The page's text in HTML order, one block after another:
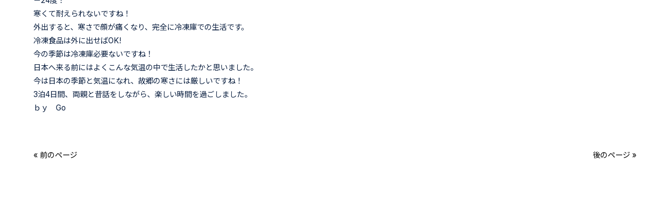
寒くて耐えられないですね！
外出すると、寒さで顔が痛くなり、完全に冷凍庫での生活です。
冷凍食品は外に出せばOK!
今の季節は冷凍庫必要ないですね！
日本へ来る前にはよくこんな気温の中で生活したかと思いました。
今は日本の季節と気温になれ、故郷の寒さには厳しいですね！
3泊4日間、両親と昔話をしながら、楽しい時間を過ごしました。
ｂｙ Go
« 前のページ 後のページ »